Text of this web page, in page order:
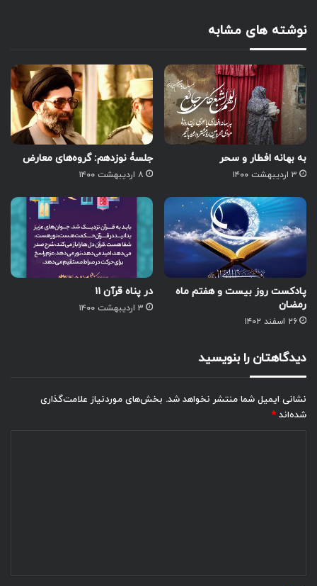
نوشته های مشابه
به بهانه افطار و سحر
۳ اردیبهشت ۱۴۰۰
جلسۀ نوزدهم: گروه‌های معارض
۸ اردیبهشت ۱۴۰۰
پادکست روز بیست و هفتم ماه
رمضان
۲۶ اسفند ۱۴۰۲
در پناه قرآن ۱۱
۳ اردیبهشت ۱۴۰۰
دیدگاهتان را بنویسید
نشانی ایمیل شما منتشر نخواهد شد. بخش‌های موردنیاز علامت‌گذاری
شده‌اند *